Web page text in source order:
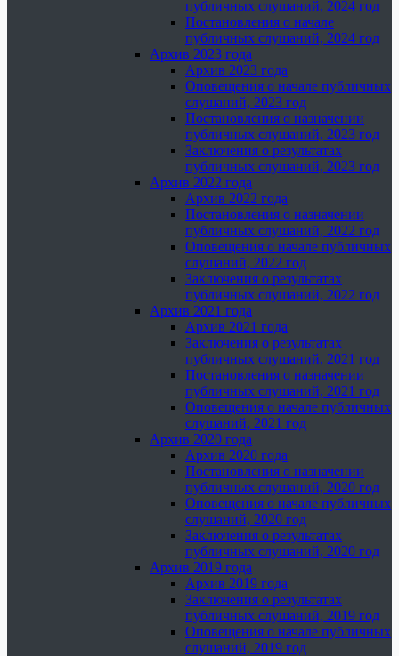
публичных слушаний, 2024 год
Постановления о начале
публичных слушаний, 2024 год
Архив 2023 года
Архив 2023 года
Оповещения о начале публичных
слушаний, 2023 год
Постановления о назначении
публичных слушаний, 2023 год
Заключения о результатах
публичных слушаний, 2023 год
Архив 2022 года
Архив 2022 года
Постановления о назначении
публичных слушаний, 2022 год
Оповещения о начале публичных
слушаний, 2022 год
Заключения о результатах
публичных слушаний, 2022 год
Архив 2021 года
Архив 2021 года
Заключения о результатах
публичных слушаний, 2021 год
Постановления о назначении
публичных слушаний, 2021 год
Оповещения о начале публичных
слушаний, 2021 год
Архив 2020 года
Архив 2020 года
Постановления о назначении
публичных слушаний, 2020 год
Оповещения о начале публичных
слушаний, 2020 год
Заключения о результатах
публичных слушаний, 2020 год
Архив 2019 года
Архив 2019 года
Заключения о результатах
публичных слушаний, 2019 год
Оповещения о начале публичных
слушаний, 2019 год